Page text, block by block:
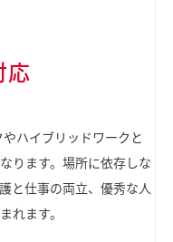
応
ハイブリッドワークと
ります。場所に依存しな
と仕事の両立、優秀な人
れます。